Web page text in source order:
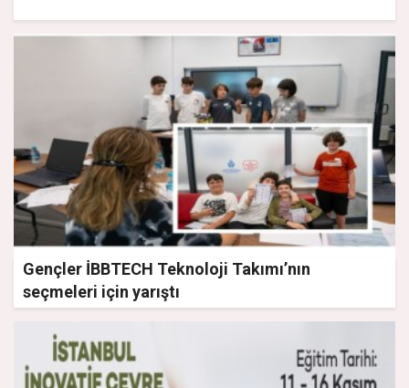
Gençler İBBTECH Teknoloji Takımı’nın
seçmeleri için yarıştı